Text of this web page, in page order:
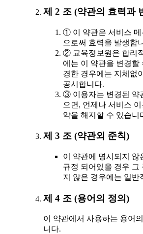
제 2 조 (약관의 효력과
① 이 약관은 서비스
으로써 효력을 발생합
② 교육정보원은 합리
에는 이 약관을 변경할
경한 경우에는 지체없
공시합니다.
③ 이용자는 변경된 약
으면, 언제나 서비스
약을 해지할 수 있습니
제 3 조 (약관외 준칙)
이 약관에 명시되지 않
규정 되어있을 경우 그
지 않은 경우에는 일반
제 4 조 (용어의 정의)
이 약관에서 사용하는 용어
니다.